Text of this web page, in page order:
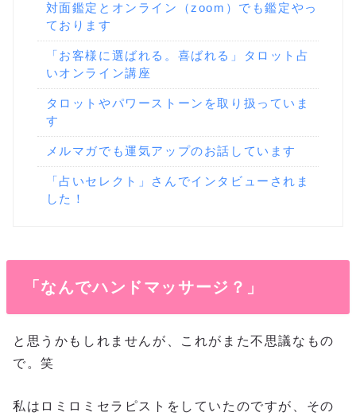
対面鑑定とオンライン（zoom）でも鑑定やっ
ております
「お客様に選ばれる。喜ばれる」タロット占
いオンライン講座
タロットやパワーストーンを取り扱っていま
す
メルマガでも運気アップのお話しています
「占いセレクト」さんでインタビューされま
した！
「なんでハンドマッサージ？」
と思うかもしれませんが、これがまた不思議なもの
で。笑
私はロミロミセラピストをしていたのですが、その